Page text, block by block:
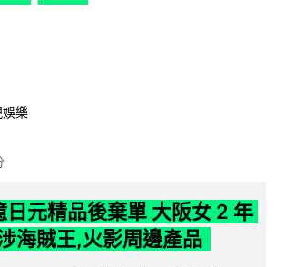
樂
元精品後棄單 大阪女 2 年
海賊王,火影周邊產品